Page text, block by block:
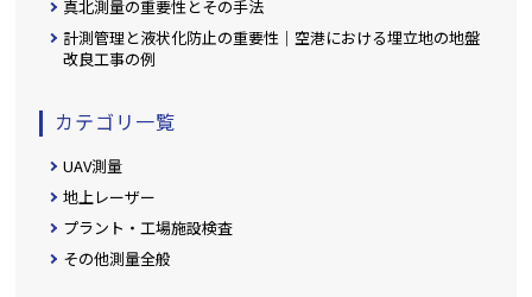
真北測量の重要性とその手法
計測管理と液状化防止の重要性｜空港における埋立地の地盤
改良工事の例
カテゴリ一覧
UAV測量
地上レーザー
プラント・工場施設検査
その他測量全般